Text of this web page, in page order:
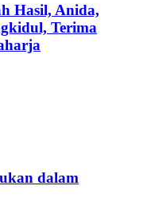
Hasil, Anida,
Terima
dalam